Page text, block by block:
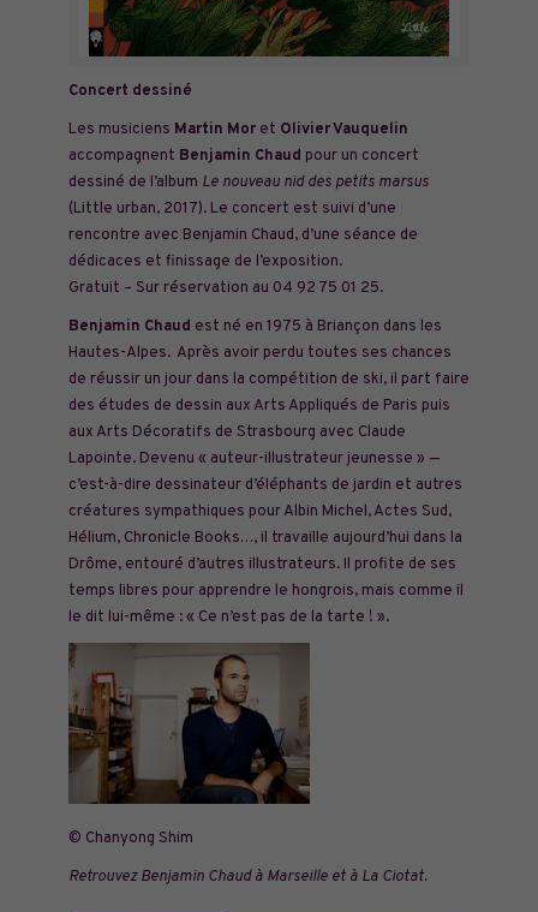
Concert dessiné
Les musiciens Martin Moret Olivier Vauquelin
accompagnent Benjamin Chaud pour un concert
dessiné de l’album Le nouveau nid des petits marsus
(Little urban, 2017). Le concert est suivi d’une
rencontre avec Benjamin Chaud, d’une séance de
dédicaces et finissage de l’exposition.
Gratuit – Sur réservation au 04 92 75 01 25.
Benjamin Chaud est né en 1975 à Briançon dans les
Hautes-Alpes. Après avoir perdu toutes ses chances
de réussir un jour dans la compétition de ski, il part faire
des études de dessin aux Arts Appliqués de Paris puis
aux Arts Décoratifs de Strasbourg avec Claude
Lapointe. Devenu « auteur-illustrateur jeunesse » —
c’est-à-dire dessinateur d’éléphants de jardin et autres
créatures sympathiques pour Albin Michel, Actes Sud,
Hélium, Chronicle Books…, il travaille aujourd’hui dans la
Drôme, entouré d’autres illustrateurs. Il profite de ses
temps libres pour apprendre le hongrois, mais comme il
le dit lui-même : « Ce n’est pas de la tarte ! ».
© Chanyong Shim
Retrouvez Benjamin Chaud à Marseilleet à La Ciotat.